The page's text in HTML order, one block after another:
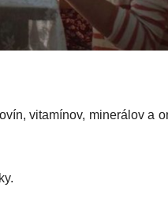
vitamínov, minerálov a